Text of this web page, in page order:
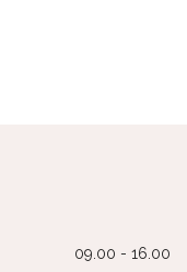
09.00 - 16.00